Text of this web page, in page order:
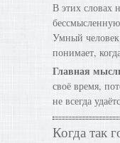
В этих словах
Умный человек
понимает,
Главная
своё время,
не всегда
Когда так